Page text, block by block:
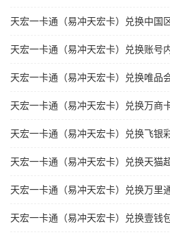
天宏一卡通（易冲天宏卡）兑换中国
天宏一卡通（易冲天宏卡）兑换账号
天宏一卡通（易冲天宏卡）兑换唯品
天宏一卡通（易冲天宏卡）兑换万商
天宏一卡通（易冲天宏卡）兑换飞银
天宏一卡通（易冲天宏卡）兑换天猫
天宏一卡通（易冲天宏卡）兑换万里
天宏一卡通（易冲天宏卡）兑换壹钱